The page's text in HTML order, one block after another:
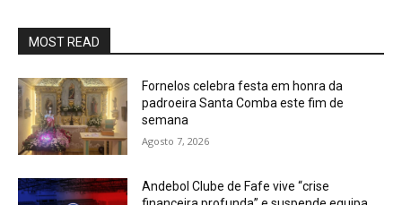
MOST READ
Fornelos celebra festa em honra da
padroeira Santa Comba este fim de
semana
Agosto 7, 2026
Andebol Clube de Fafe vive “crise